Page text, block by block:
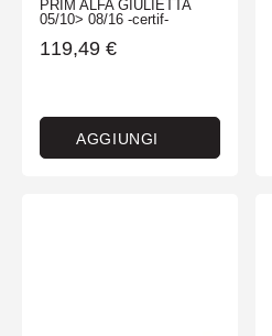
PRIM ALFA GIULIETTA
05/10> 08/16 -certif-
119,49 €
AGGIUNGI